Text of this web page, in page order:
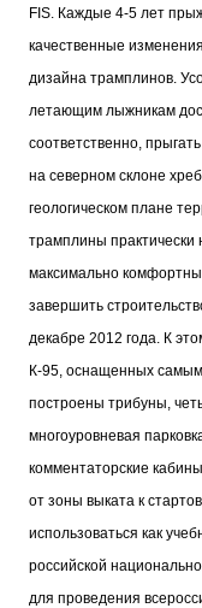
FIS. Каждые 4-5 лет
качественные
дизайна трамплинов.
летающим лыжникам
соответственно,
на северном склоне
геологическом плане
трамплины практически
максимально
завершить
декабре 2012 года. К
К-95, оснащенных
построены трибуны,
многоуровневая
комментаторские
от зоны выката к
использоваться как
российской
для проведения